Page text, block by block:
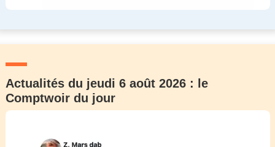
Actualités du jeudi 6 août 2026 : le
Comptwoir du jour